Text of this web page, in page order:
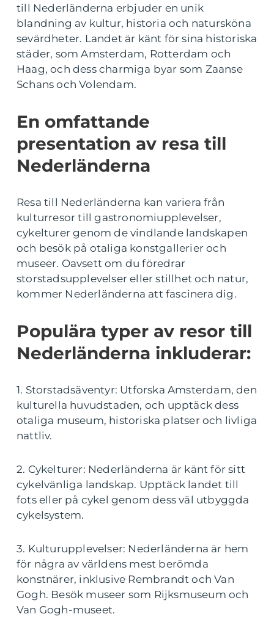
till Nederländerna erbjuder en unik
blandning av kultur, historia och natursköna
sevärdheter. Landet är känt för sina historiska
städer, som Amsterdam, Rotterdam och
Haag, och dess charmiga byar som Zaanse
Schans och Volendam.
En omfattande
presentation av resa till
Nederländerna
Resa till Nederländerna kan variera från
kulturresor till gastronomiupplevelser,
cykelturer genom de vindlande landskapen
och besök på otaliga konstgallerier och
museer. Oavsett om du föredrar
storstadsupplevelser eller stillhet och natur,
kommer Nederländerna att fascinera dig.
Populära typer av resor till
Nederländerna inkluderar:
1. Storstadsäventyr: Utforska Amsterdam, den
kulturella huvudstaden, och upptäck dess
otaliga museum, historiska platser och livliga
nattliv.
2. Cykelturer: Nederländerna är känt för sitt
cykelvänliga landskap. Upptäck landet till
fots eller på cykel genom dess väl utbyggda
cykelsystem.
3. Kulturupplevelser: Nederländerna är hem
för några av världens mest berömda
konstnärer, inklusive Rembrandt och Van
Gogh. Besök museer som Rijksmuseum och
Van Gogh-museet.